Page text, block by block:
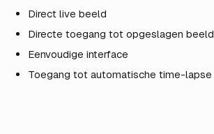
Direct live beeld
Directe toegang tot opgeslagen
Eenvoudige interface
Toegang tot automatische time-lapse